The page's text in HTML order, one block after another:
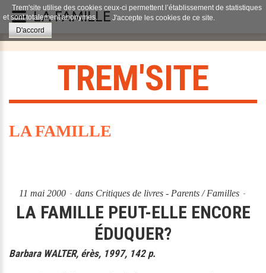
TREM'SITE
LA FAMILLE
11 mai 2000 dans Critiques de livres - Parents / Familles
LA FAMILLE PEUT-ELLE ENCORE
ÉDUQUER?
Barbara WALTER, érès, 1997, 142 p.
Trem'site utilise des cookies ceux-ci permettent l’établissement de statistiques
et sont totalement anonymes.
J'accepte les cookies de ce site.
D'accord
LA FAMILLE